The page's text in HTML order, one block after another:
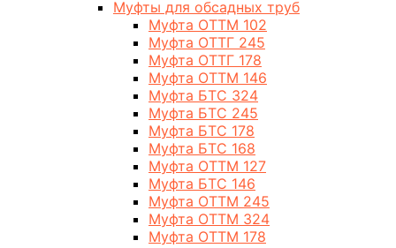
Муфты для обсадных труб
Муфта ОТТМ 102
Муфта ОТТГ 245
Муфта ОТТГ 178
Муфта ОТТМ 146
Муфта БТС 324
Муфта БТС 245
Муфта БТС 178
Муфта БТС 168
Муфта ОТТМ 127
Муфта БТС 146
Муфта ОТТМ 245
Муфта ОТТМ 324
Муфта ОТТМ 178